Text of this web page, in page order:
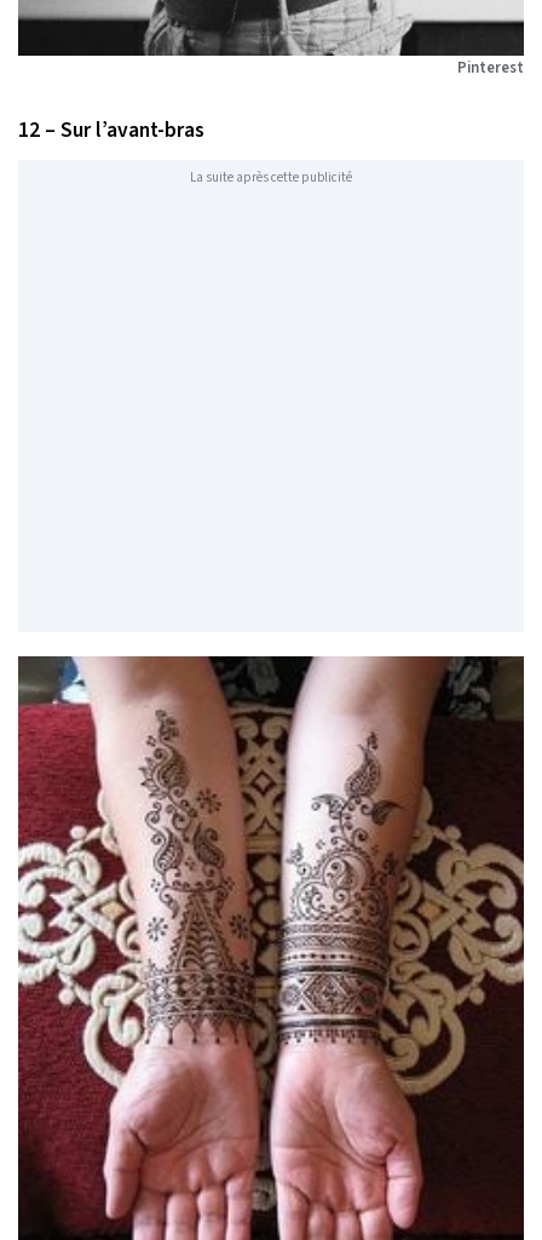
Pinterest
12 – Sur l’avant-bras
La suite après cette publicité